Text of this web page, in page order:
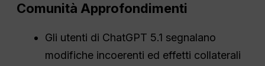
Comunità Approfondimenti
Gli utenti di ChatGPT 5.1 segnalano
modifiche incoerenti ed effetti collaterali